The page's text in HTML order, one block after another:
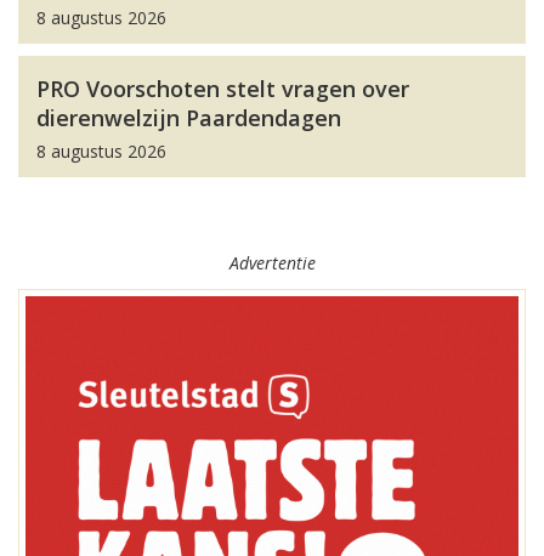
8 augustus 2026
PRO Voorschoten stelt vragen over
dierenwelzijn Paardendagen
8 augustus 2026
Advertentie